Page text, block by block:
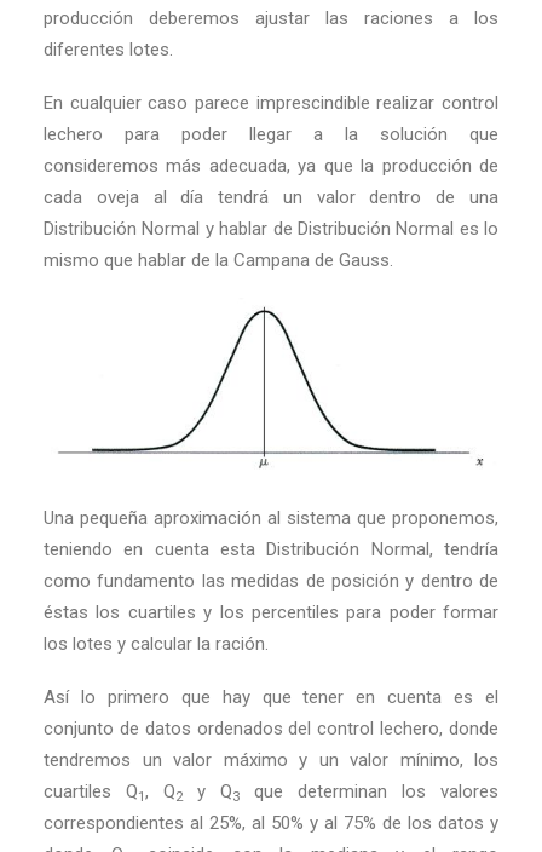
producción deberemos ajustar las raciones a los
diferentes lotes.
En cualquier caso parece imprescindible realizar control
lechero para poder llegar a la solución que
consideremos más adecuada, ya que la producción de
cada oveja al día tendrá un valor dentro de una
Distribución Normal y hablar de Distribución Normal es lo
mismo que hablar de la Campana de Gauss.
Una pequeña aproximación al sistema que proponemos,
teniendo en cuenta esta Distribución Normal, tendría
como fundamento las medidas de posición y dentro de
éstas los cuartiles y los percentiles para poder formar
los lotes y calcular la ración.
Así lo primero que hay que tener en cuenta es el
conjunto de datos ordenados del control lechero, donde
tendremos un valor máximo y un valor mínimo, los
cuartiles Q1, Q2 y Q3
que determinan los valores
correspondientes al 25%, al 50% y al 75% de los datos y